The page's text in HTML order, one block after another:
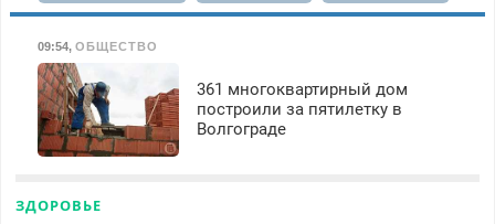
Набережная День Победы Реконструкция ЦПКиО
80-летие Победы Парк Героев-летчиков
09:54, ОБЩЕСТВО
361 многоквартирный дом
построили за пятилетку в
Волгограде
ЗДОРОВЬЕ